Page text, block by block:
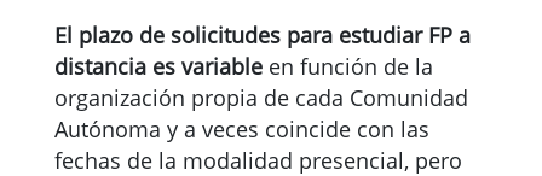
El plazo de solicitudes para estudiar FP a
distancia es variable en función de la
organización propia de cada Comunidad
Autónoma y a veces coincide con las
fechas de la modalidad presencial, pero